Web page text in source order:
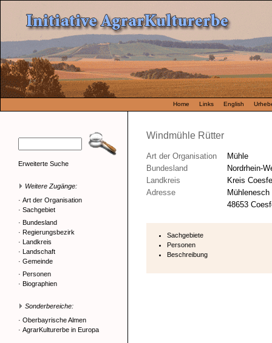
Home Links English
Erweiterte Suche
Weitere Zugänge:
· Art der Organisation
· Sachgebiet
· Bundesland
· Regierungsbezirk
· Landkreis
· Landschaft
· Gemeinde
· Personen
· Biographien
Sonderbereiche:
· Oberbayrische Almen
· AgrarKulturerbe in Europa
Windmühle Rütter
Art der Organisation
Mühle
Bundesland
Nordrhein-
Landkreis
Kreis
Adresse
Mühlenesch
48653
Sachgebiete
Personen
Beschreibung